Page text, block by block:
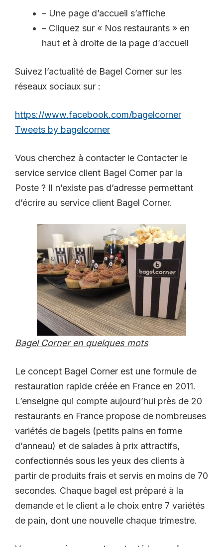
– Une page d’accueil s’affiche
– Cliquez sur « Nos restaurants » en
haut et à droite de la page d’accueil
Suivez l’actualité de Bagel Corner sur les
réseaux sociaux sur :
https://www.facebook.com/bagelcorner
Tweets by bagelcorner
Vous cherchez à contacter le Contacter le
service service client Bagel Corner par la
Poste ? Il n’existe pas d’adresse permettant
d’écrire au service client Bagel Corner.
Bagel Corner en quelques mots
Le concept Bagel Corner est une formule de
restauration rapide créée en France en 2011.
L’enseigne qui compte aujourd’hui près de 20
restaurants en France propose de nombreuses
variétés de bagels (petits pains en forme
d’anneau) et de salades à prix attractifs,
confectionnés sous les yeux des clients à
partir de produits frais et servis en moins de 70
secondes. Chaque bagel est préparé à la
demande et le client a le choix entre 7 variétés
de pain, dont une nouvelle chaque trimestre.